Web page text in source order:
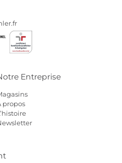
Entreprise
propos